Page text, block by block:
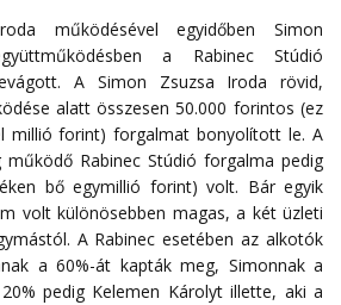
működésével egyidőben Simon
a Rabinec Stúdió
A Simon Zsuzsa Iroda rövid,
alatt összesen 50.000 forintos (ez
millió forint) forgalmat bonyolított le. A
Rabinec Stúdió forgalma pedig
bő egymillió forint) volt. Bár egyik
volt különösebben magas, a két üzleti
A Rabinec esetében az alkotók
a 60%-át kapták meg, Simonnak a
pedig Kelemen Károlyt illette, aki a